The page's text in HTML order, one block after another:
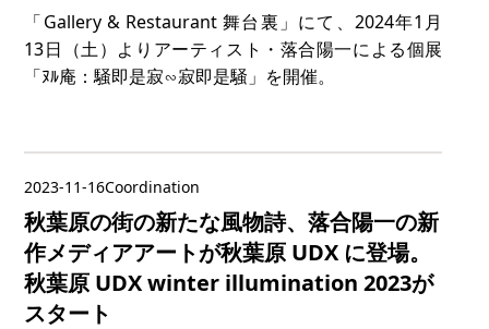
「Gallery & Restaurant 舞台裏」にて、2024年1月
13日（土）よりアーティスト・落合陽一による個展
「ﾇﾙ庵：騒即是寂∽寂即是騒」を開催。
2023-11-16Coordination
秋葉原の街の新たな風物詩、落合陽一の新
作メディアアートが秋葉原 UDX に登場。
秋葉原 UDX winter illumination 2023が
スタート